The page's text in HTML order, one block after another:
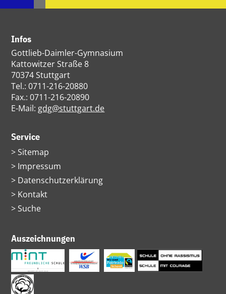
Infos
Gottlieb-Daimler-Gymnasium
Kattowitzer Straße 8
70374 Stuttgart
Tel.: 0711-216-20880
Fax.: 0711-216-20890
E-Mail: gdg@stuttgart.de
Service
Navigation
überspringen
Sitemap
Impressum
Datenschutzerklärung
Kontakt
Suche
Auszeichnungen